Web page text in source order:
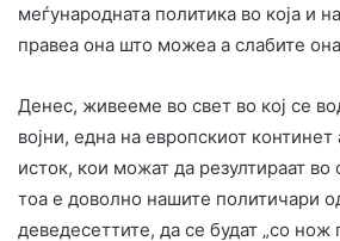
меѓународната политика во која и
правеа она што можеа а слабите
Денес, живееме во свет во кој се
војни, една на европскиот
исток, кои можат да резултираат во
тоа е доволно нашите политичари
деведесеттите, да се будат „со нож